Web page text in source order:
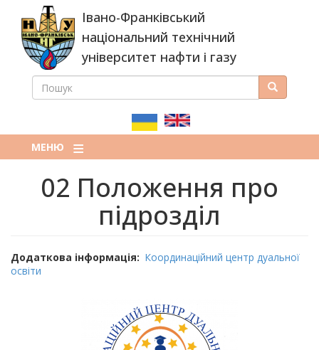
основного
вмісту
Івано-Франківський
національний технічний
університет нафти і газу
ПОШУКОВА
ПОШУК Пошук
МЕНЮ
02 Положення про
підрозділ
Додаткова інформація
Координаційний центр дуальної
освіти